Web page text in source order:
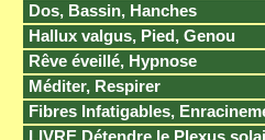
Dos, Bassin, Hanches
Hallux valgus, Pied, Genou
Rêve éveillé, Hypnose
Méditer, Respirer
Fibres Infatigables,
LIVRE Détendre le Plexus